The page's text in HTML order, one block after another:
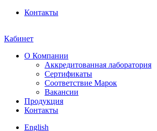
Контакты
Кабинет
О Компании
Аккредитованная лаборатория
Сертификаты
Соответствие Марок
Вакансии
Продукция
Контакты
English